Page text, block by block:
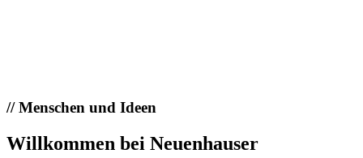
//Menschen und Ideen
Willkommen bei Neuenhauser